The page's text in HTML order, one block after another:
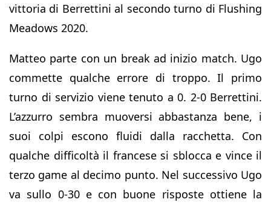
vittoria di Berrettini al secondo turno di Flushing
Meadows 2020.
Matteo parte con un break ad inizio match. Ugo
commette qualche errore di troppo. Il primo
turno di servizio viene tenuto a 0. 2-0 Berrettini.
L’azzurro sembra muoversi abbastanza bene, i
suoi colpi escono fluidi dalla racchetta. Con
qualche difficoltà il francese si sblocca e vince il
terzo game al decimo punto. Nel successivo Ugo
va sullo 0-30 e con buone risposte ottiene la